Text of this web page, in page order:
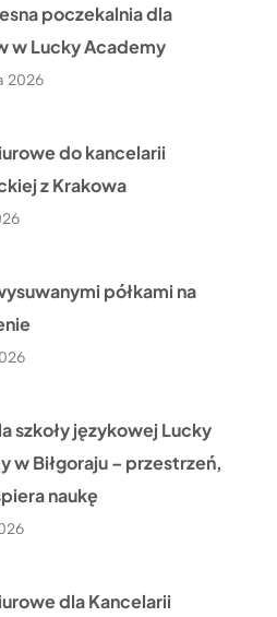
poczekalnia dla
w Lucky Academy
2026
do kancelarii
z Krakowa
półkami na
szkoły językowej Lucky
w Biłgoraju – przestrzeń,
naukę
dla Kancelarii